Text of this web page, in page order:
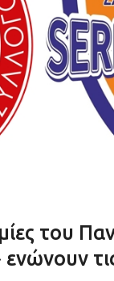
του